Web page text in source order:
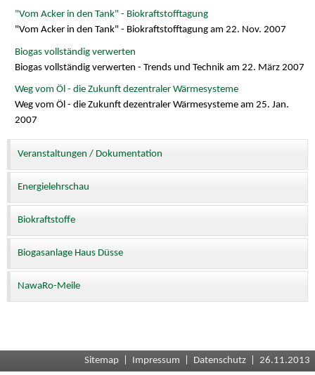
"Vom Acker in den Tank" - Biokraftstofftagung
"Vom Acker in den Tank" - Biokraftstofftagung am 22. Nov. 2007
Biogas vollständig verwerten
Biogas vollständig verwerten - Trends und Technik am 22. März 2007
Weg vom Öl - die Zukunft dezentraler Wärmesysteme
Weg vom Öl - die Zukunft dezentraler Wärmesysteme am 25. Jan.
2007
Veranstaltungen / Dokumentation
Energielehrschau
Biokraftstoffe
Biogasanlage Haus Düsse
NawaRo-Meile
Sitemap Impressum Datenschutz | 26.11.2013